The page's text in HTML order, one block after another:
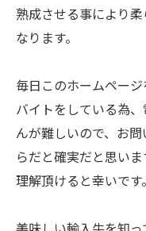
熟成させる事により
なります。
毎日このホームペー
バイトをしている為
んが難しいので、お
らだと確実だと思い
理解頂けると幸いです。